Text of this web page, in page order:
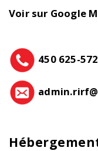
Voir sur Google
450 625-